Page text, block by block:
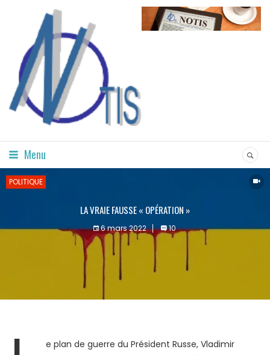
Menu
POLITIQUE
LA VRAIE FAUSSE « OPÉRATION »
6 mars 2022 10
e plan de guerre du Président Russe, Vladimir